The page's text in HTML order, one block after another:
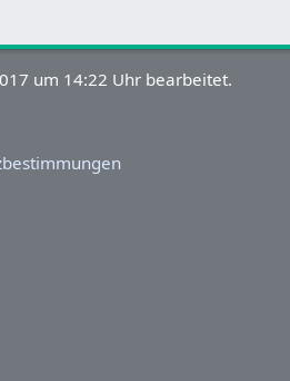
um 14:22 Uhr bearbeitet.